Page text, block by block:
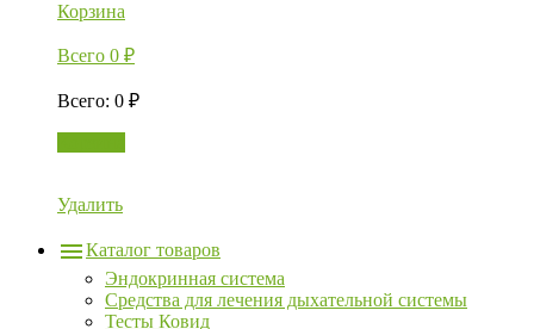
Корзина
Всего 0 ₽
Всего: 0 ₽
Удалить
Каталог товаров
Эндокринная система
Средства для лечения дыхательной системы
Тесты Ковид